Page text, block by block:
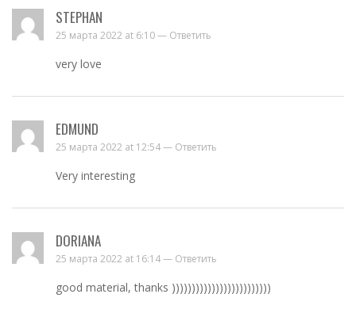
STEPHAN
25 марта 2022 at 6:10 — Ответить
very love
EDMUND
25 марта 2022 at 12:54 — Ответить
Very interesting
DORIANA
25 марта 2022 at 16:14 — Ответить
good material, thanks )))))))))))))))))))))))))